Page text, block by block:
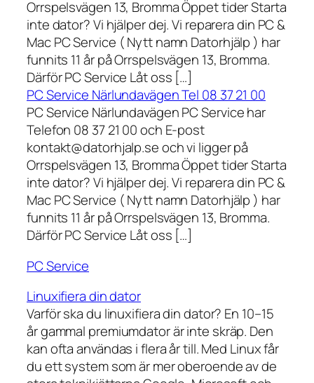
Orrspelsvägen 13, Bromma Öppet tider Starta
inte dator? Vi hjälper dej. Vi reparera din PC &
Mac PC Service ( Nytt namn Datorhjälp ) har
funnits 11 år på Orrspelsvägen 13, Bromma.
Därför PC Service Låt oss […]
PC Service Närlundavägen Tel 08 37 21 00
PC Service Närlundavägen PC Service har
Telefon 08 37 21 00 och E-post
kontakt@datorhjalp.se och vi ligger på
Orrspelsvägen 13, Bromma Öppet tider Starta
inte dator? Vi hjälper dej. Vi reparera din PC &
Mac PC Service ( Nytt namn Datorhjälp ) har
funnits 11 år på Orrspelsvägen 13, Bromma.
Därför PC Service Låt oss […]
PC Service
Linuxifiera din dator
Varför ska du linuxifiera din dator? En 10–15
år gammal premiumdator är inte skräp. Den
kan ofta användas i flera år till. Med Linux får
du ett system som är mer oberoende av de